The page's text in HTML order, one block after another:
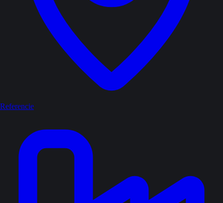
Referencie